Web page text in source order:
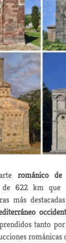
románico de
de 622 km que
más
tanto
románicas